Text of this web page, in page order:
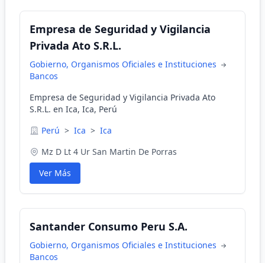
Empresa de Seguridad y Vigilancia
Privada Ato S.R.L.
Gobierno, Organismos Oficiales e Instituciones
Bancos
Empresa de Seguridad y Vigilancia Privada Ato
S.R.L. en Ica, Ica, Perú
Perú > Ica > Ica
Mz D Lt 4 Ur San Martin De Porras
Ver Más
Santander Consumo Peru S.A.
Gobierno, Organismos Oficiales e Instituciones
Bancos